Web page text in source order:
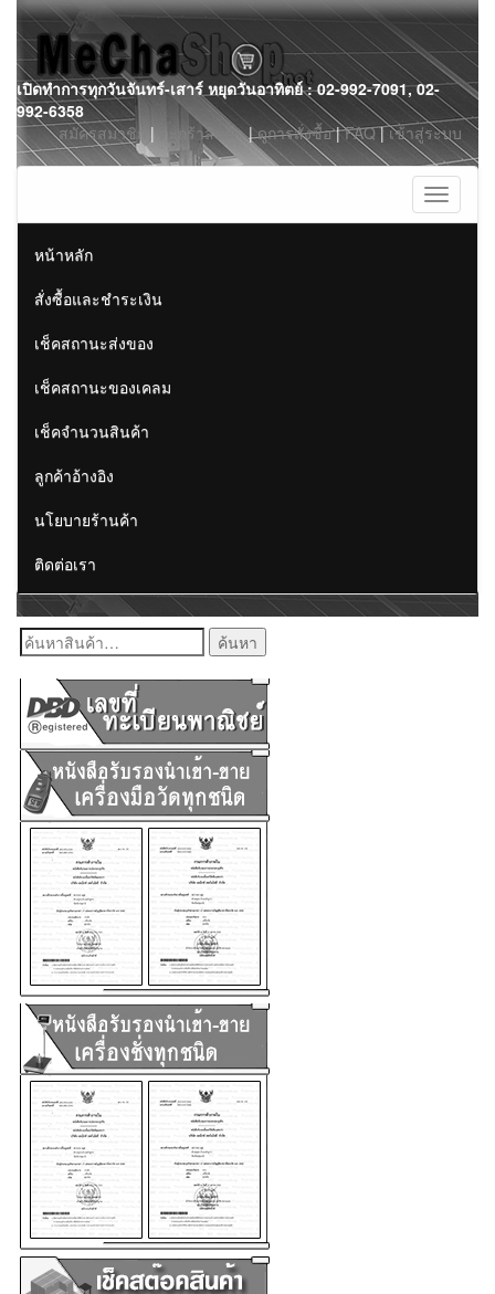
Skip
to
content
เปิดทำการทุกวันจันทร์-เสาร์ หยุดวันอาทิตย์ : 02-992-7091, 02-
992-6358
สมัครสมาชิก | ตะกร้าสินค้า|ดูการสั่งซื้อ|FAQ|เข้าสู่ระบบ
Toggle
หน้าหลัก
สั่งซื้อและชำระเงิน
เช็คสถานะส่งของ
เช็คสถานะของเคลม
เช็คจำนวนสินค้า
ลูกค้าอ้างอิง
นโยบายร้านค้า
ติดต่อเรา
ค้นหา: